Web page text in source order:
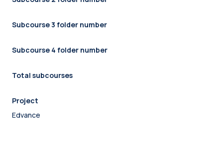
Subcourse 3 folder number
Subcourse 4 folder number
Total subcourses
Project
Edvance